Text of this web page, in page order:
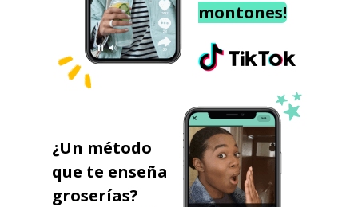
montones!
¿Un método
que te enseña
groserías?